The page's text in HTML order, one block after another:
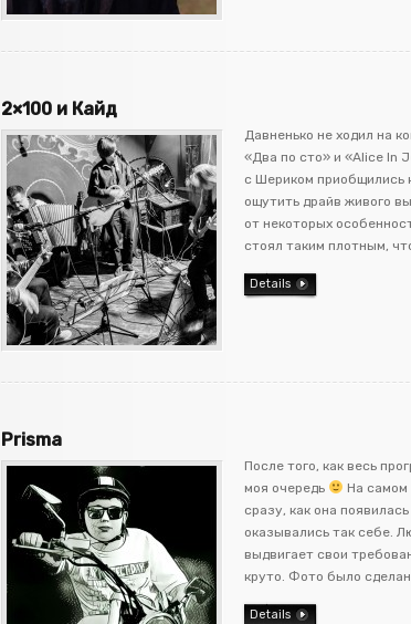
2×100 и Кайд
Давненько не ходил на
«Два по сто» и «Alice In
с Шериком приобщились
ощутить драйв живого
от некоторых
стоял таким плотным,
Details
Prisma
После того, как весь
моя очередь
На самом
сразу, как она
оказывались так себе.
выдвигает свои
круто. Фото было
Details